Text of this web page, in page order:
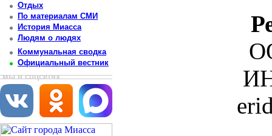
Отдых
По материалам СМИ
История Миасса
Людям о людях
Коммунальная сводка
Официальный вестник
мы в соцсетях